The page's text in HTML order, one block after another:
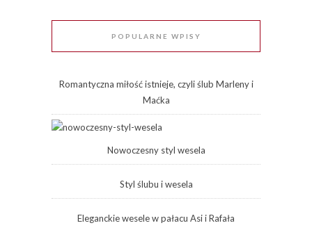
POPULARNE WPISY
Romantyczna miłość istnieje, czyli ślub Marleny i
Maćka
Nowoczesny styl wesela
Styl ślubu i wesela
Eleganckie wesele w pałacu Asi i Rafała